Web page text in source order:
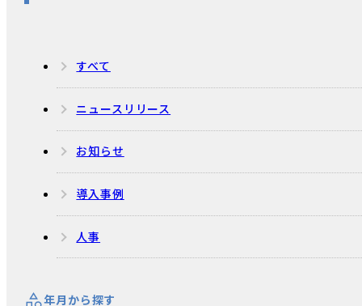
すべて
ニュースリリース
お知らせ
導入事例
人事
年月から探す